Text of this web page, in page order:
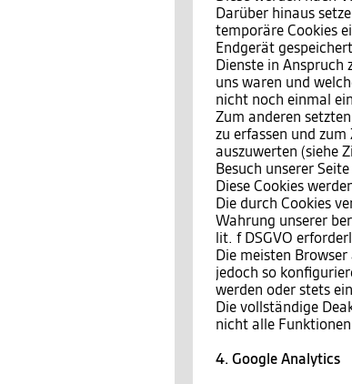
Darüber hinaus
temporäre Cookies
Endgerät
Dienste in Anspruch
uns waren und
nicht noch einmal
Zum anderen
zu erfassen und
auszuwerten (siehe
Besuch unserer
Diese Cookies
Die durch Cookies
Wahrung unserer
lit. f DSGVO
Die meisten
jedoch so
werden oder stets
Die vollständige
nicht alle
4. Google Analytics